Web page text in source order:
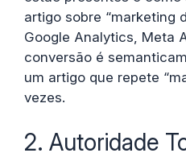
artigo sobre “marketing
Google Analytics, Meta
conversão é
um artigo que repete
vezes.
2. Autoridade